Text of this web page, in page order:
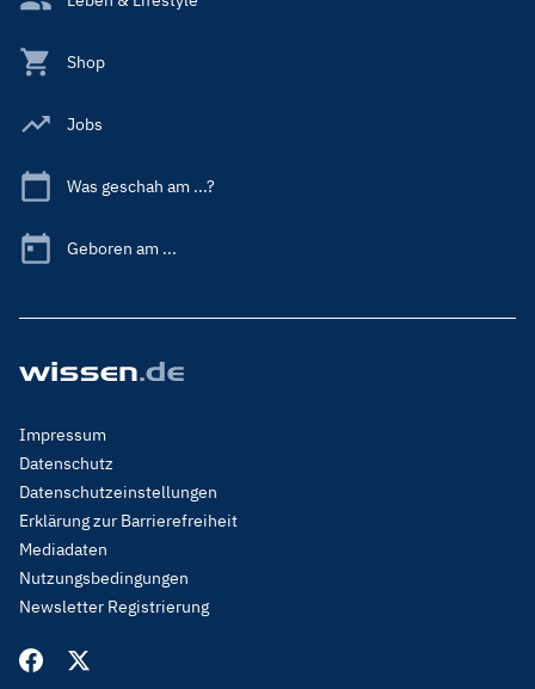
Shop
Jobs
Was geschah am ...?
Geboren am ...
Footer
Menu
Legal
Impressum
Datenschutz
Datenschutzeinstellungen
Erklärung zur Barrierefreiheit
Mediadaten
Nutzungsbedingungen
Newsletter Registrierung